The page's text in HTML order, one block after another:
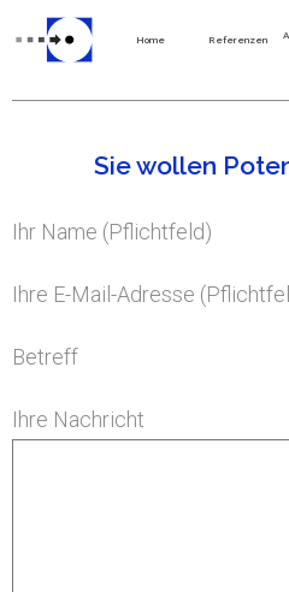
Home Referenzen
Sie wollen
Ihr Name (Pflichtfeld)
Ihre E-Mail-Adresse
Betreff
Ihre Nachricht